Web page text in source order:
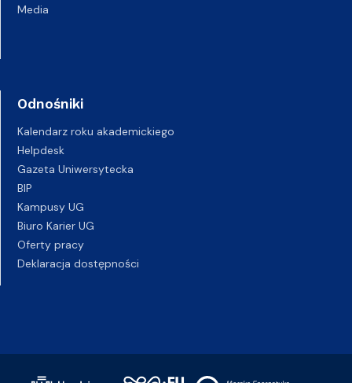
Media
Odnośniki
Kalendarz roku akademickiego
Helpdesk
Gazeta Uniwersytecka
BIP
Kampusy UG
Biuro Karier UG
Oferty pracy
Deklaracja dostępności